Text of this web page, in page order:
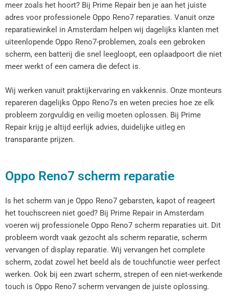
meer zoals het hoort? Bij Prime Repair ben je aan het juiste
adres voor professionele Oppo Reno7 reparaties. Vanuit onze
reparatiewinkel in Amsterdam helpen wij dagelijks klanten met
uiteenlopende Oppo Reno7-problemen, zoals een gebroken
scherm, een batterij die snel leegloopt, een oplaadpoort die niet
meer werkt of een camera die defect is.
Wij werken vanuit praktijkervaring en vakkennis. Onze monteurs
repareren dagelijks Oppo Reno7s en weten precies hoe ze elk
probleem zorgvuldig en veilig moeten oplossen. Bij Prime
Repair krijg je altijd eerlijk advies, duidelijke uitleg en
transparante prijzen.
Oppo Reno7 scherm reparatie
Is het scherm van je Oppo Reno7 gebarsten, kapot of reageert
het touchscreen niet goed? Bij Prime Repair in Amsterdam
voeren wij professionele Oppo Reno7 scherm reparaties uit. Dit
probleem wordt vaak gezocht als scherm reparatie, scherm
vervangen of display reparatie. Wij vervangen het complete
scherm, zodat zowel het beeld als de touchfunctie weer perfect
werken. Ook bij een zwart scherm, strepen of een niet-werkende
touch is Oppo Reno7 scherm vervangen de juiste oplossing.